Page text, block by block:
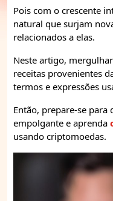
Pois com o crescente
natural que surjam
relacionados a elas.
Neste artigo,
receitas provenientes
termos e expressões
Então, prepare-se para
empolgante e aprenda
usando criptomoedas.